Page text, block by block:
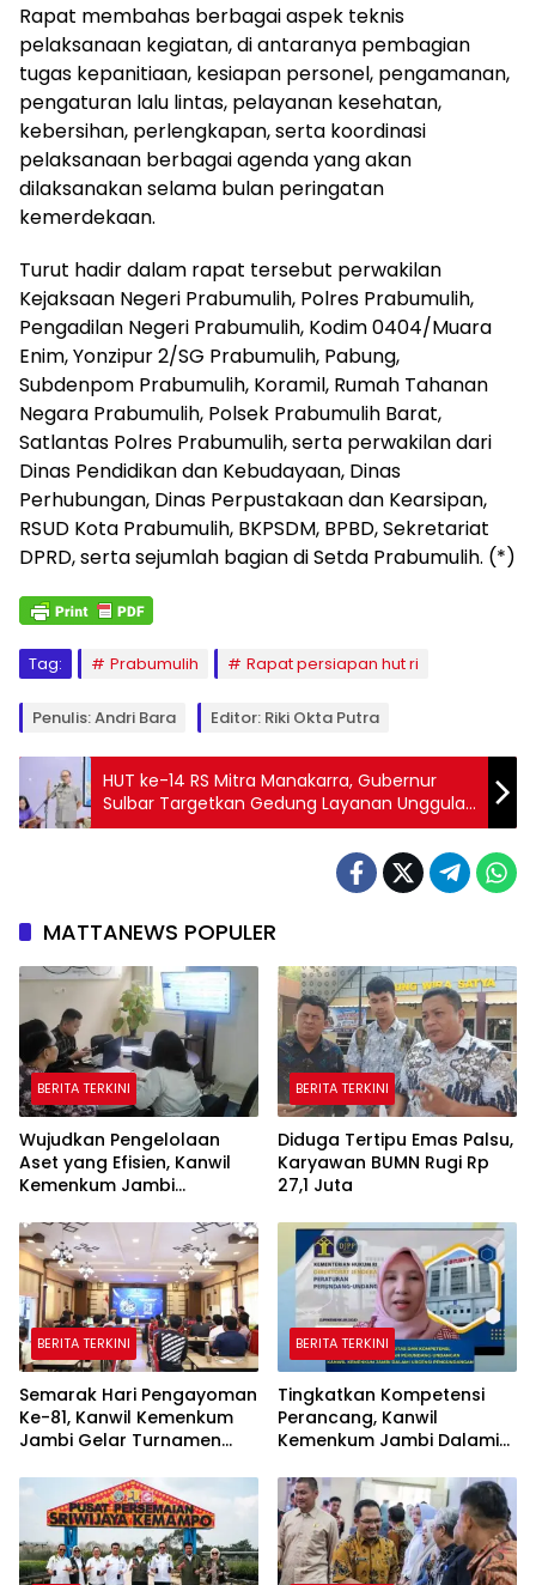
Rapat membahas berbagai aspek teknis
pelaksanaan kegiatan, di antaranya pembagian
tugas kepanitiaan, kesiapan personel, pengamanan,
pengaturan lalu lintas, pelayanan kesehatan,
kebersihan, perlengkapan, serta koordinasi
pelaksanaan berbagai agenda yang akan
dilaksanakan selama bulan peringatan
kemerdekaan.
Turut hadir dalam rapat tersebut perwakilan
Kejaksaan Negeri Prabumulih, Polres Prabumulih,
Pengadilan Negeri Prabumulih, Kodim 0404/Muara
Enim, Yonzipur 2/SG Prabumulih, Pabung,
Subdenpom Prabumulih, Koramil, Rumah Tahanan
Negara Prabumulih, Polsek Prabumulih Barat,
Satlantas Polres Prabumulih, serta perwakilan dari
Dinas Pendidikan dan Kebudayaan, Dinas
Perhubungan, Dinas Perpustakaan dan Kearsipan,
RSUD Kota Prabumulih, BKPSDM, BPBD, Sekretariat
DPRD, serta sejumlah bagian di Setda Prabumulih. (*)
Tag: Prabumulih Rapat persiapan hut ri
Penulis: Andri Bara Editor: Riki Okta Putra
HUT ke-14 RS Mitra Manakarra, Gubernur
Sulbar Targetkan Gedung Layanan Unggulan
Baru
MATTANEWS POPULER
BERITA TERKINI
Wujudkan Pengelolaan
Aset yang Efisien, Kanwil
Kemenkum Jambi
Secara Transparan
BERITA TERKINI
Diduga Tertipu Emas Palsu,
Karyawan BUMN Rugi Rp
27,1 Juta
BERITA TERKINI
Semarak Hari Pengayoman
Ke-81, Kanwil Kemenkum
Jambi Gelar Turnamen
BERITA TERKINI
Tingkatkan Kompetensi
Perancang, Kanwil
Kemenkum Jambi Dalami
Peraturan Perundang-
undangan